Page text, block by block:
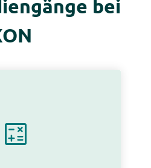
bei
calculate